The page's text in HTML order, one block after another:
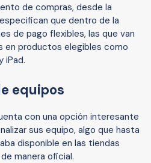
de compras, desde la
que dentro de la
de pago flexibles, las que van
en productos elegibles como
iPad.
equipos
con una opción interesante
sus equipo, algo que hasta
disponible en las tiendas
manera oficial.